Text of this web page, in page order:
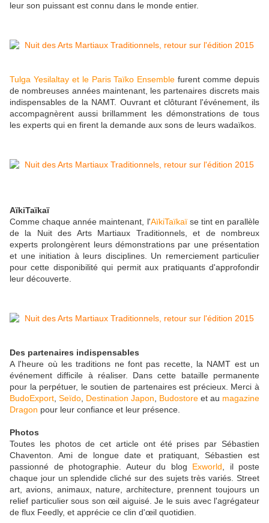
leur son puissant est connu dans le monde entier.
Tulga Yesilaltay et le Paris Taïko Ensemble furent comme depuis
de nombreuses années maintenant, les partenaires discrets mais
indispensables de la NAMT. Ouvrant et clôturant l'événement, ils
accompagnèrent aussi brillamment les démonstrations de tous
les experts qui en firent la demande aux sons de leurs wadaïkos.
AïkiTaïkaï
Comme chaque année maintenant, l'AïkiTaïkaïse tint en parallèle
de la Nuit des Arts Martiaux Traditionnels, et de nombreux
experts prolongèrent leurs démonstrations par une présentation
et une initiation à leurs disciplines. Un remerciement particulier
pour cette disponibilité qui permit aux pratiquants d'approfondir
leur découverte.
Des partenaires indispensables
A l'heure où les traditions ne font pas recette, la NAMT est un
événement difficile à réaliser. Dans cette bataille permanente
pour la perpétuer, le soutien de partenaires est précieux. Merci à
BudoExport Seïdo Destination Japon Budostore et au magazine
Dragon pour leur confiance et leur présence.
Photos
Toutes les photos de cet article ont été prises par Sébastien
Chaventon. Ami de longue date et pratiquant, Sébastien est
passionné de photographie. Auteur du blog Exworld , il poste
chaque jour un splendide cliché sur des sujets très variés. Street
art, avions, animaux, nature, architecture, prennent toujours un
relief particulier sous son œil aiguisé. Je le suis avec l'agrégateur
de flux Feedly, et apprécie ce clin d'œil quotidien.